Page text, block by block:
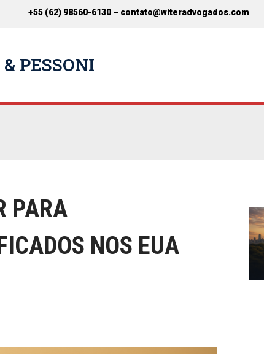
+55 (62) 98560-6130 – contato@witeradvogados.com
PESSONI
PARA
NOS EUA